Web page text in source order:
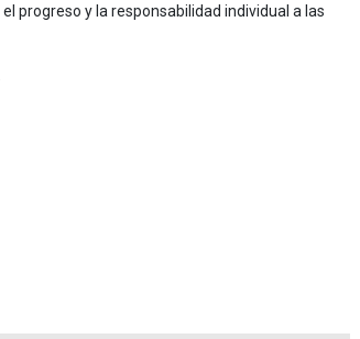
progreso y la responsabilidad individual a las